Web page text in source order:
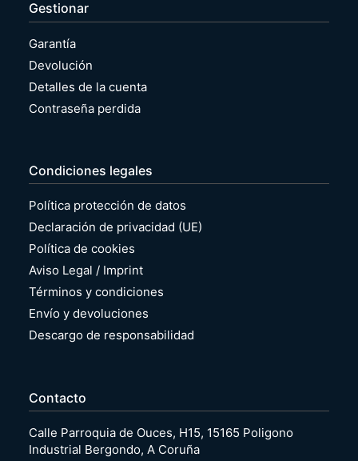
Gestionar
Garantía
Devolución
Detalles de la cuenta
Contraseña perdida
Condiciones legales
Política protección de datos
Declaración de privacidad (UE)
Política de cookies
Aviso Legal / Imprint
Términos y condiciones
Envío y devoluciones
Descargo de responsabilidad
Contacto
Calle Parroquia de Ouces, H15, 15165 Poligono
Industrial Bergondo, A Coruña